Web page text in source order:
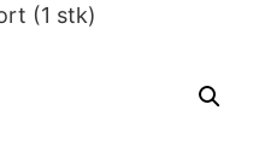
(1 stk)